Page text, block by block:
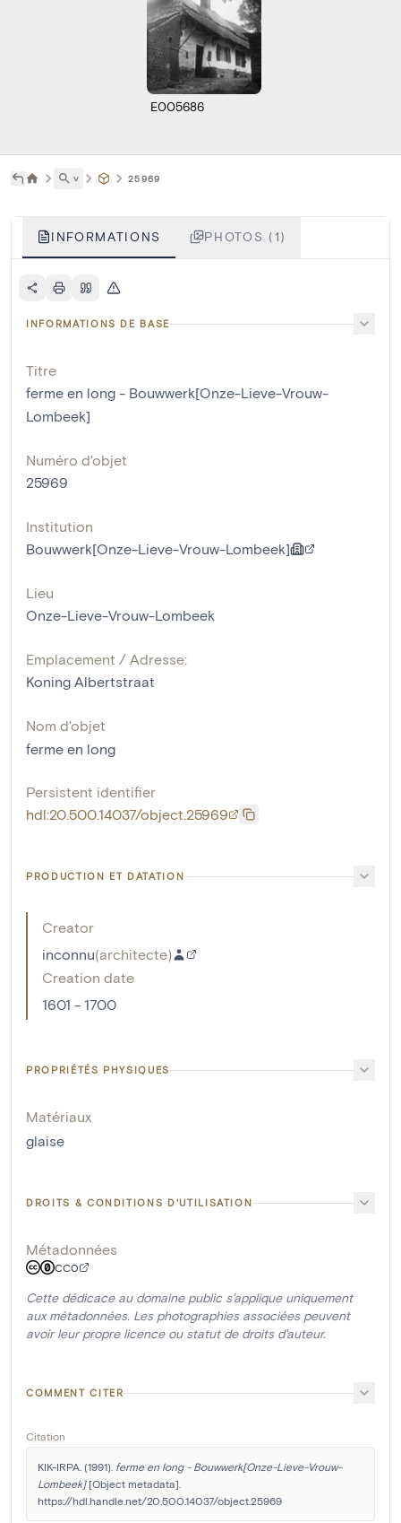
E005686
˅ 25969
INFORMATIONS PHOTOS (1)
INFORMATIONS DE BASE
Titre
ferme en long - Bouwwerk[Onze-Lieve-Vrouw-
Lombeek]
Numéro d'objet
25969
Institution
Bouwwerk[Onze-Lieve-Vrouw-Lombeek]
Lieu
Onze-Lieve-Vrouw-Lombeek
Emplacement / Adresse:
Koning Albertstraat
Nom d'objet
ferme en long
Persistent identifier
hdl:20.500.14037/object.25969
PRODUCTION ET DATATION
Creator
inconnu(architecte)
Creation date
1601 - 1700
PROPRIÉTÉS PHYSIQUES
Matériaux
glaise
DROITS & CONDITIONS D'UTILISATION
Métadonnées
CC0
Cette dédicace au domaine public s'applique uniquement
aux métadonnées. Les photographies associées peuvent
avoir leur propre licence ou statut de droits d'auteur.
COMMENT CITER
Citation
KIK-IRPA. (1991). ferme en long - Bouwwerk[Onze-Lieve-Vrouw-
Lombeek] [Object metadata].
https://hdl.handle.net/20.500.14037/object.25969